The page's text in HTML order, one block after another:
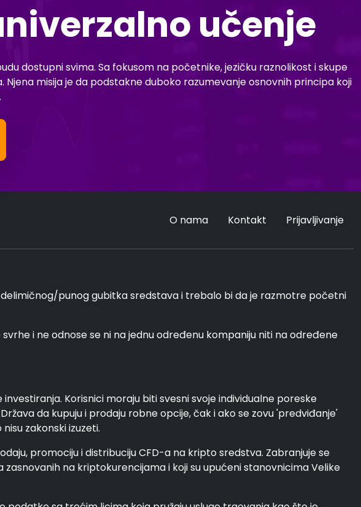
učenje
dostupni svima. Sa fokusom na početnike, jezičku raznolikost i skupe
misija je da podstakne duboko razumevanje osnovnih principa koji
O nama Kontakt Prijavljivanje
punog gubitka sredstava i trebalo bi da je razmotre početni
i ne odnose se ni na jednu određenu kompaniju niti na određene
Korisnici moraju biti svesni svoje individualne poreske
da kupuju i prodaju robne opcije, čak i ako se zovu 'predviđanje'
zakonski izuzeti.
promociju i distribuciju CFD-a na kripto sredstva. Zabranjuje se
na kriptokurencijama i koji su upućeni stanovnicima Velike